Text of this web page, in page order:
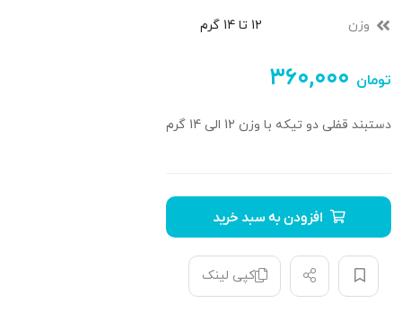
وزن 12 تا 14 گرم
۳۶۰,۰۰۰ تومان
دستبند قفلی دو تیکه با وزن 12 الی 14 گرم
افزودن به سبد خرید
کپی لینک